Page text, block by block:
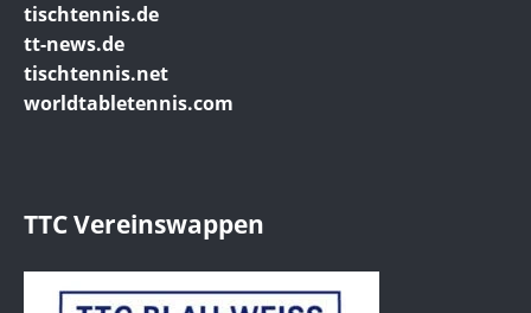
tischtennis.de
tt-news.de
tischtennis.net
worldtabletennis.com
TTC Vereinswappen